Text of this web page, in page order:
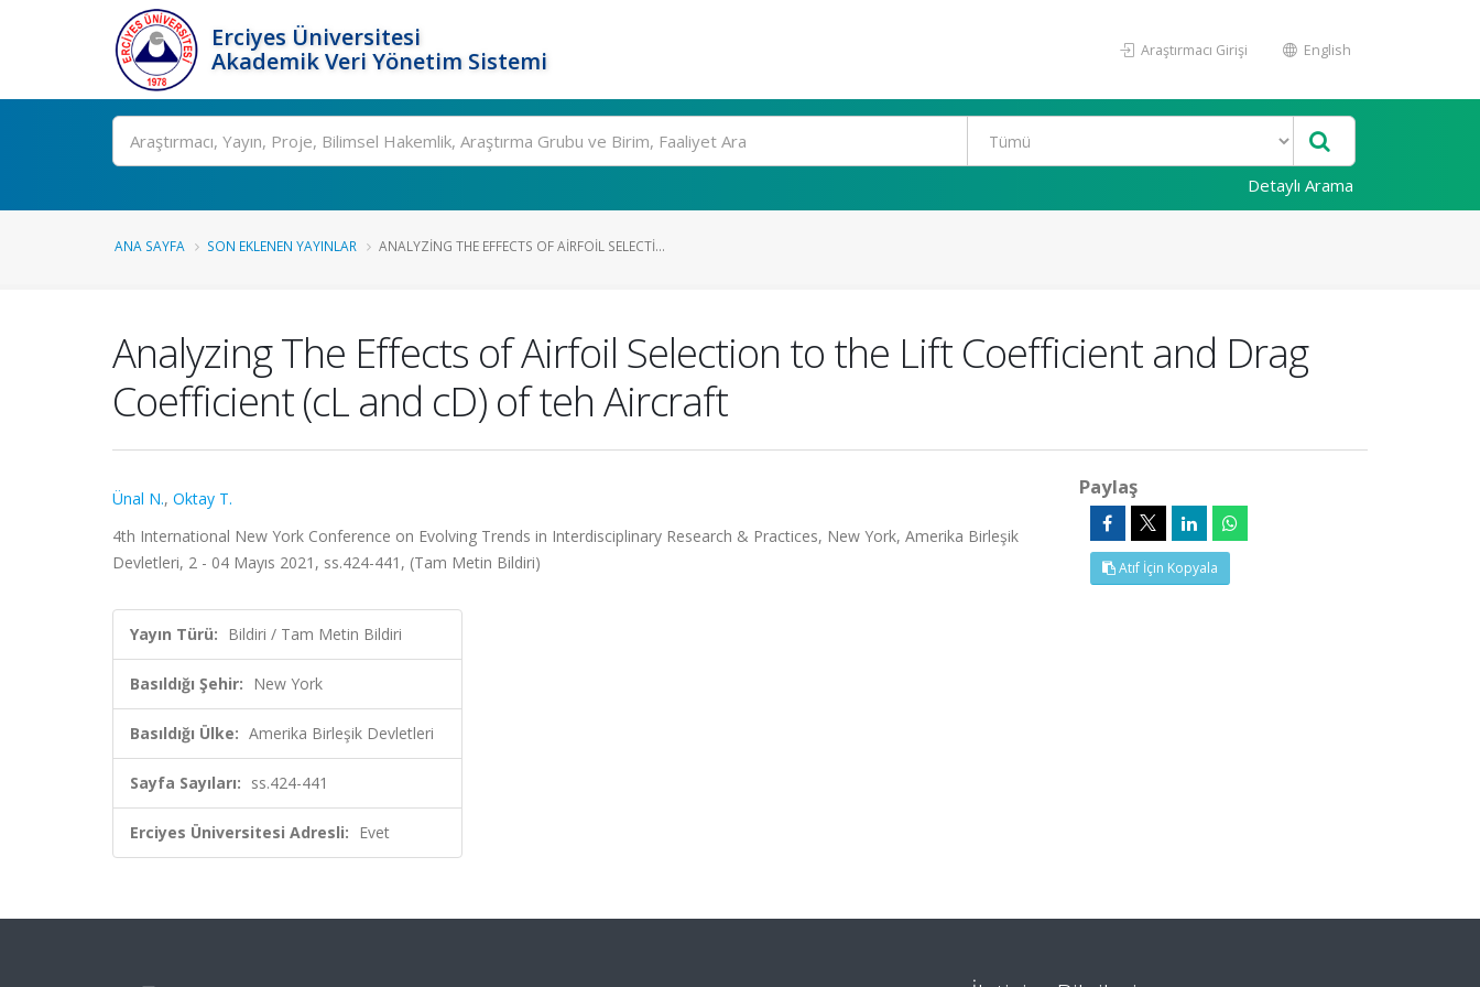
Erciyes Üniversitesi
Akademik Veri Yönetim Sistemi
Araştırmacı Girişi English
Ara
Detaylı Arama
ANA SAYFA SON EKLENEN YAYINLAR ANALYZING THE EFFECTS OF AIRFOIL SELECTI...
Analyzing The Effects of Airfoil Selection to the Lift Coefficient and Drag
Coefficient (cL and cD) of teh Aircraft
Ünal N., Oktay T.
4th International New York Conference on Evolving Trends in Interdisciplinary Research & Practices, New York, Amerika Birleşik
Devletleri, 2 - 04 Mayıs 2021, ss.424-441, (Tam Metin Bildiri)
Yayın Türü: Bildiri / Tam Metin Bildiri
Basıldığı Şehir: New York
Basıldığı Ülke: Amerika Birleşik Devletleri
Sayfa Sayıları: ss.424-441
Erciyes Üniversitesi Adresli: Evet
Paylaş
Atıf İçin Kopyala